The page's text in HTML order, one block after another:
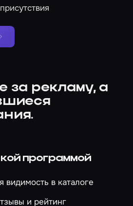
за рекламу, а
программой
видимость в каталоге
и рейтинг